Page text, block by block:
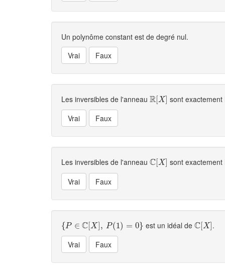
Un polynôme constant est de degré nul.
Les inversibles de l'anneau R X]
R[ X] sont
Les inversibles de l'anneau C X]
C[ X] sont
{P ∈ C[X], P(1) = 0}
{P∈ C X], P(1 =0} est un idéal de C[X]
C[X] .